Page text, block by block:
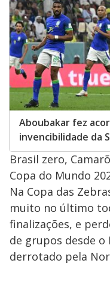
Aboubakar fez
invencibilidade da
Brasil zero,
Copa do Mundo
Na Copa das
muito no último
finalizações, e
de grupos desde o
derrotado pela